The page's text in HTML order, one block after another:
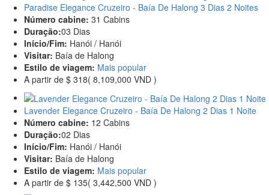
Paradise Elegance Cruzeiro - Baía De Halong 3 Dias 2 Noites
Número cabine: 31 Cabins
Duração:03 Dias
Início/Fim: Hanói / Hanói
Visitar: Baía de Halong
Estilo de viagem: Mais popular
A partir de $ 318( 8,109,000 VND )
Lavender Elegance Cruzeiro - Baía De Halong 2 Dias 1 Noite
Número cabine: 12 Cabins
Duração:02 Dias
Início/Fim: Hanói / Hanói
Visitar: Baía de Halong
Estilo de viagem: Mais popular
A partir de $ 135( 3,442,500 VND )